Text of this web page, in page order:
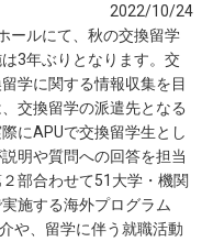
2022/10/24
ールにて、秋の交換留学
3年ぶりとなります。交
学に関する情報収集を目
交換留学の派遣先となる
にAPUで交換留学生とし
明や質問への回答を担当
部合わせて51大学・機関
施する海外プログラム
や、留学に伴う就職活動